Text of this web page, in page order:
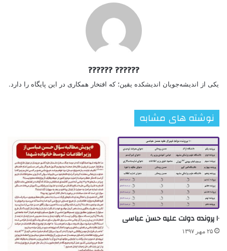
?????? ??????
یکی از اندیشه‌جویان اندیشکده یقین؛ که افتخار همکاری در این پایگاه را دارد.
نوشته های مشابه
۱۰ پرونده دولت علیه حسن عباسی
۲۵ مهر ۱۳۹۷